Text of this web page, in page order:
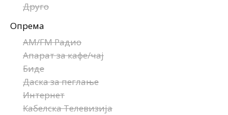
Друго
Опрема
AM/FM Радио
Апарат за кафе/чај
Биде
Даска за пеглање
Интернет
Кабелска Телевизија